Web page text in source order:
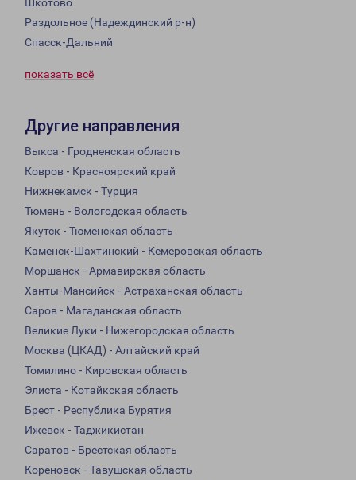
Шкотово
Раздольное (Надеждинский р-н)
Спасск-Дальний
показать всё
Другие направления
Выкса - Гродненская область
Ковров - Красноярский край
Нижнекамск - Турция
Тюмень - Вологодская область
Якутск - Тюменская область
Каменск-Шахтинский - Кемеровская область
Моршанск - Армавирская область
Ханты-Мансийск - Астраханская область
Саров - Магаданская область
Великие Луки - Нижегородская область
Москва (ЦКАД) - Алтайский край
Томилино - Кировская область
Элиста - Котайкская область
Брест - Республика Бурятия
Ижевск - Таджикистан
Саратов - Брестская область
Кореновск - Тавушская область